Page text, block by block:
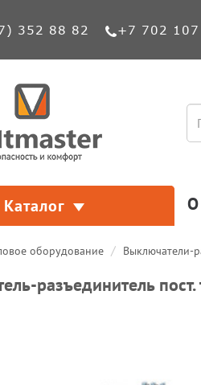
352 88 82 +7 702
Каталог О
оборудование Выключатели-
разъединитель